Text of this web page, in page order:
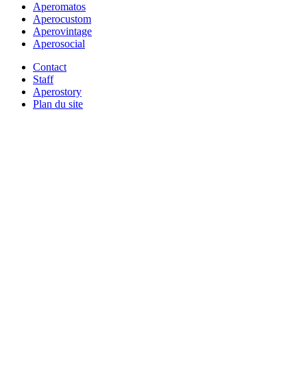
Aperomatos
Aperocustom
Aperovintage
Aperosocial
Contact
Staff
Aperostory
Plan du site